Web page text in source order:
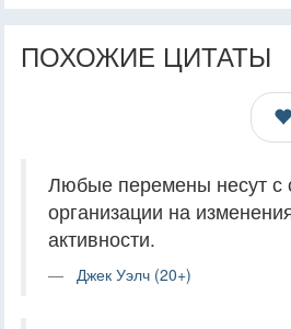
ПОХОЖИЕ ЦИТАТЫ
Любые перемены несут с
организации на
активности.
Джек Уэлч (20+)